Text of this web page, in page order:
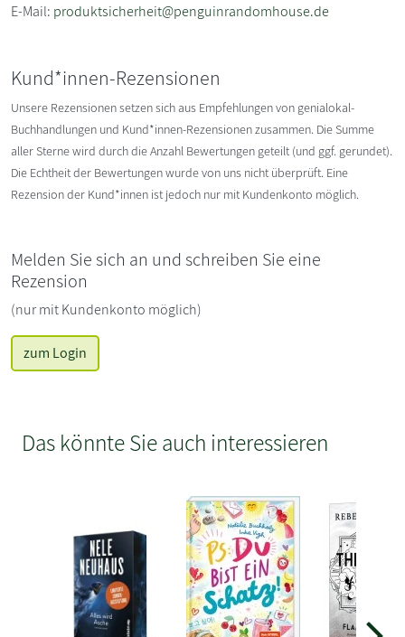
E-Mail: produktsicherheit@penguinrandomhouse.de
Kund*innen-Rezensionen
Unsere Rezensionen setzen sich aus Empfehlungen von genialokal-
Buchhandlungen und Kund*innen-Rezensionen zusammen. Die Summe
aller Sterne wird durch die Anzahl Bewertungen geteilt (und ggf. gerundet).
Die Echtheit der Bewertungen wurde von uns nicht überprüft. Eine
Rezension der Kund*innen ist jedoch nur mit Kundenkonto möglich.
Melden Sie sich an und schreiben Sie eine
Rezension
(nur mit Kundenkonto möglich)
zum Login
Das könnte Sie auch interessieren